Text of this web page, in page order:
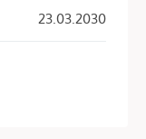
Die Lage
23.03.2030